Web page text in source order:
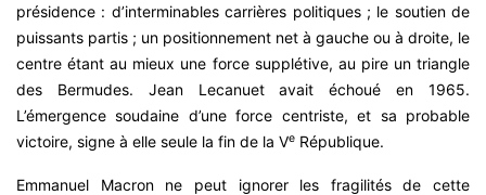
présidence : d’interminables carrières politiques ; le soutien de
puissants partis ; un positionnement net à gauche ou à droite, le
centre étant au mieux une force supplétive, au pire un triangle
des Bermudes. Jean Lecanuet avait échoué en 1965.
L’émergence soudaine d’une force centriste, et sa probable
victoire, signe à elle seule la fin de la Ve République.
Emmanuel Macron ne peut ignorer les fragilités de cette